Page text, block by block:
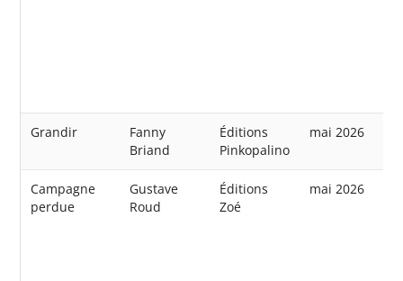
Grandir
Fanny
Briand
Éditions
Pinkopalino
mai 2026
Campagne
perdue
Gustave
Roud
Éditions
Zoé
mai 2026